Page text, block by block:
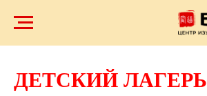
ДЕТСКИЙ ЛАГЕРЬ